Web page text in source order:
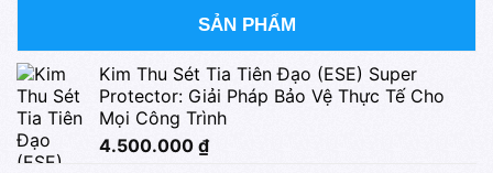
SẢN PHẨM
Kim Thu Sét Tia Tiên Đạo (ESE) Super
Protector: Giải Pháp Bảo Vệ Thực Tế Cho
Mọi Công Trình
4.500.000 ₫